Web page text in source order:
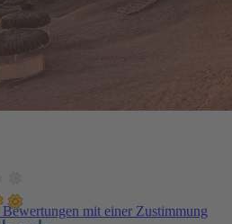
mit einer Zustimmung